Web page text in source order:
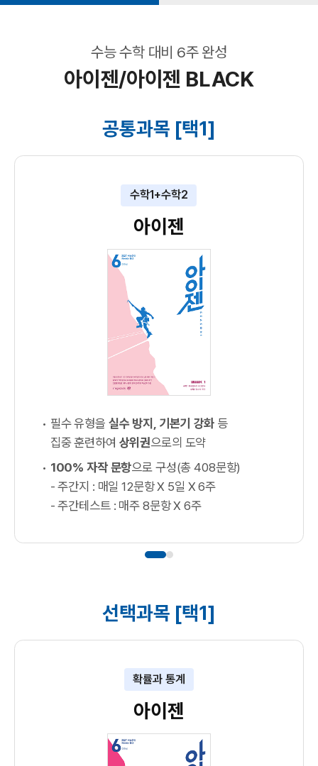
수능 수학 대비 6주 완성
아이젠/아이젠 BLACK
공통과목 [택1]
수학1+수학2
아이젠
필수 유형을 실수 방지, 기본기 강화등
집중 훈련하여 상위권으로의 도약
100% 자작 문항으로 구성(총 408문항)
- 주간지 : 매일 12문항 X 5일 X 6주
- 주간테스트 : 매주 8문항 X 6주
선택과목 [택1]
확률과 통계
아이젠